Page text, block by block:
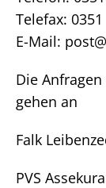
Telefax:
E-Mail:
Die
gehen an
Falk
PVS